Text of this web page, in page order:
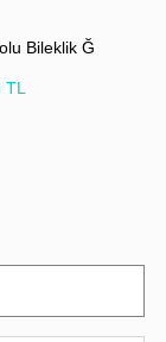
Bileklik Ğ
TL